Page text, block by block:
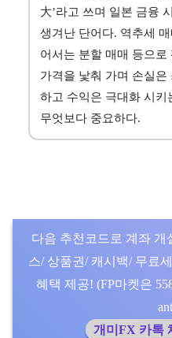
大’라고 쓰며 일본 금융
생겨난 단어다. 역추세
어서는 분할 매매 등으로
가격을 낯춰 가며 손실은
하고 수익은 극대화 시키
무엇보다 중요하다.
다음 추천코드로 계좌 개
스/ 상품권/ 캐시백/ 무료
혜택 제공! (FP마켓은
개미FX 카톡